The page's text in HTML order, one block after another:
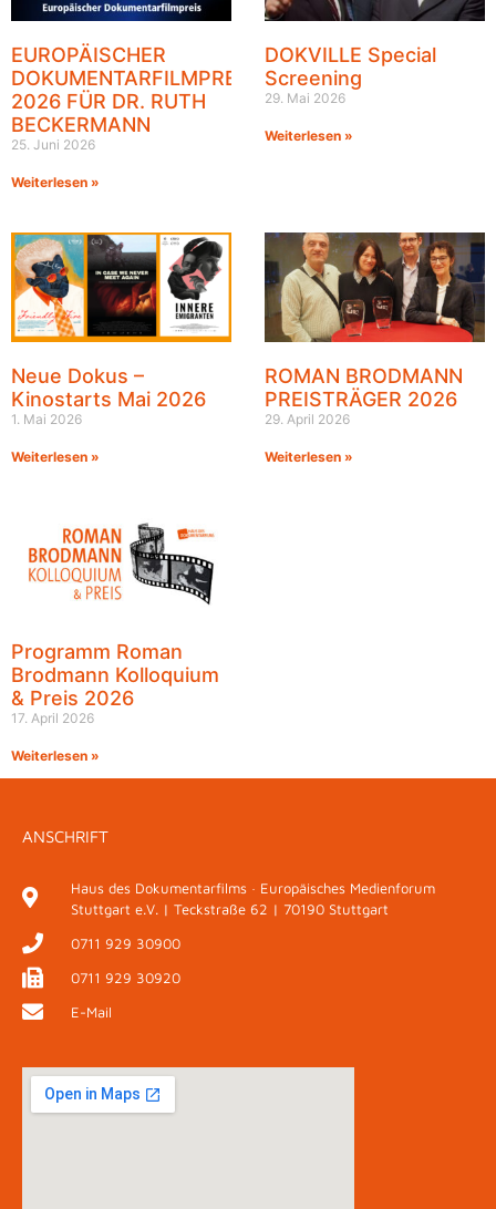
EUROPÄISCHER
DOKUMENTARFILMPREIS
2026 FÜR DR. RUTH
BECKERMANN
25. Juni 2026
Weiterlesen »
DOKVILLE Special
Screening
29. Mai 2026
Weiterlesen »
Neue Dokus –
Kinostarts Mai 2026
1. Mai 2026
Weiterlesen »
ROMAN BRODMANN
PREISTRÄGER 2026
29. April 2026
Weiterlesen »
Programm Roman
Brodmann Kolloquium
& Preis 2026
17. April 2026
Weiterlesen »
ANSCHRIFT
Haus des Dokumentarfilms · Europäisches Medienforum
Stuttgart e.V. | Teckstraße 62 | 70190 Stuttgart
0711 929 30900
0711 929 30920
E-Mail